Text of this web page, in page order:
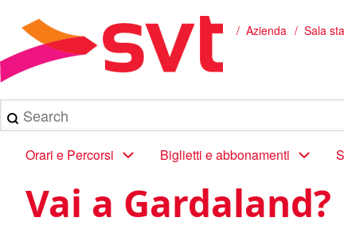
contenuto
principale
Briciole
di
pane
Azienda Sala
Search
Main
navigation
Orari e Percorsi Biglietti e abbonamenti
Vai a